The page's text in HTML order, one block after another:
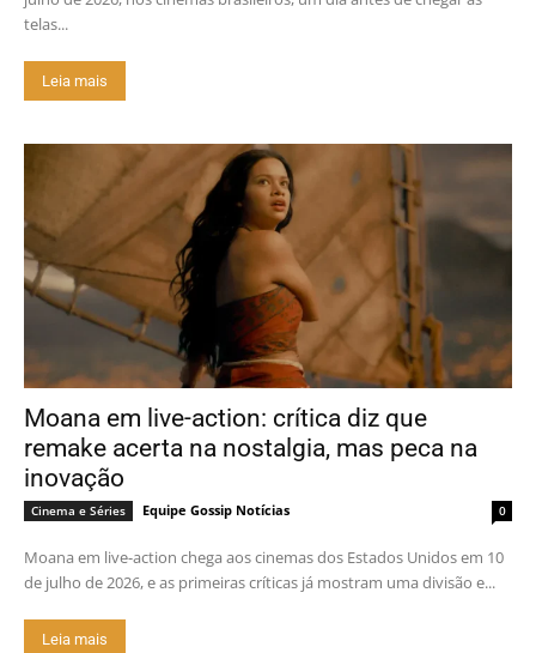
telas...
Leia mais
Moana em live-action: crítica diz que
remake acerta na nostalgia, mas peca na
inovação
Cinema e Séries Equipe Gossip Notícias 0
Moana em live-action chega aos cinemas dos Estados Unidos em 10
de julho de 2026, e as primeiras críticas já mostram uma divisão e...
Leia mais